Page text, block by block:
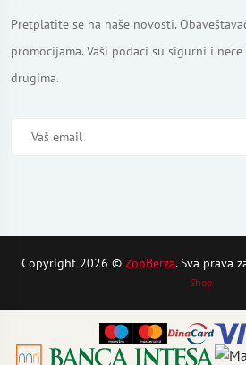
Pretplatite se na naše novosti.
promocijama. Vaši podaci su sigurni i
drugima.
Copyright 2026 © ZooBerza. Sva prava
Shop